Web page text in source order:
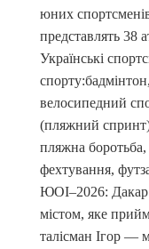
юних
представлять 38
Українські
велосипедний
(пляжний
пляжна
фехтування,
ЮОІ–2026:
містом, яке
талісман Ігор —